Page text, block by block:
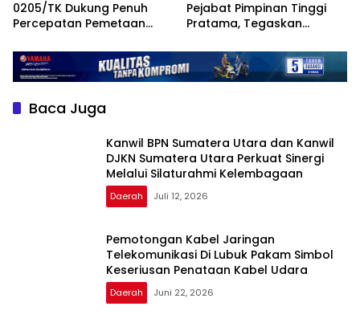
0205/TK Dukung Penuh
Percepatan Pemetaan
KDKMP di Kabupaten Karo
Pejabat Pimpinan Tinggi
Pratama, Tegaskan
Evaluasi Berkelanjutan
Baca Juga
Kanwil BPN Sumatera Utara dan Kanwil
DJKN Sumatera Utara Perkuat Sinergi
Melalui Silaturahmi Kelembagaan
Daerah Juli 12, 2026
Pemotongan Kabel Jaringan
Telekomunikasi Di Lubuk Pakam Simbol
Keseriusan Penataan Kabel Udara
Daerah Juni 22, 2026